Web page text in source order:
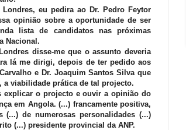
eu pedira ao Dr. Pedro Feytor
opinião sobre a oportunidade de ser
lista de candidatos nas próximas
Nacional.
disse-me que o assunto deveria
lá me dirigi, depois de ter pedido aos
e Dr. Joaquim Santos Silva que
viabilidade prática de tal projecto.
explicar o projecto e ouvir a opinião do
em Angola. (...) francamente positiva,
de numerosas personalidades (...)
(...) presidente provincial da ANP.